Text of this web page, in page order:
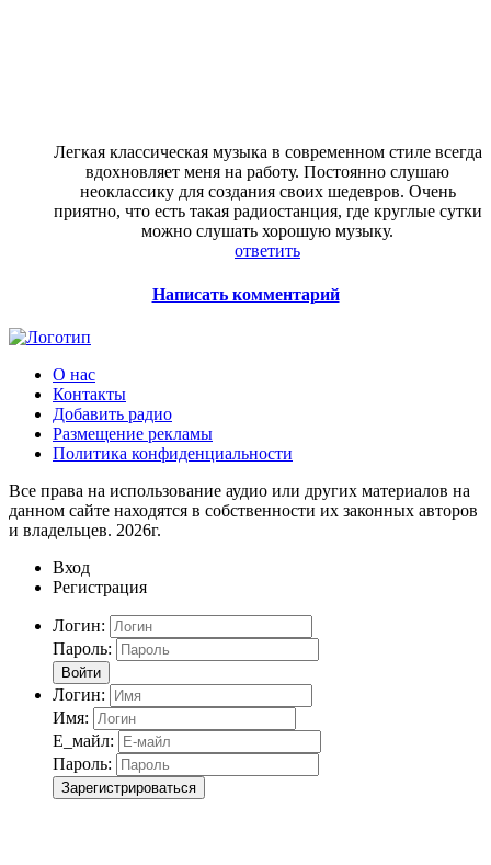
Легкая классическая музыка в современном стиле всегда
вдохновляет меня на работу. Постоянно слушаю
неоклассику для создания своих шедевров. Очень
приятно, что есть такая радиостанция, где круглые сутки
можно слушать хорошую музыку.
ответить
Написать комментарий
О нас
Контакты
Добавить радио
Размещение рекламы
Политика конфиденциальности
Все права на использование аудио или других материалов на
данном сайте находятся в собственности их законных авторов
и владельцев. 2026г.
Вход
Регистрация
Логин:
Пароль:
Войти
Логин:
Имя:
Е_майл:
Пароль:
Зарегистрироваться